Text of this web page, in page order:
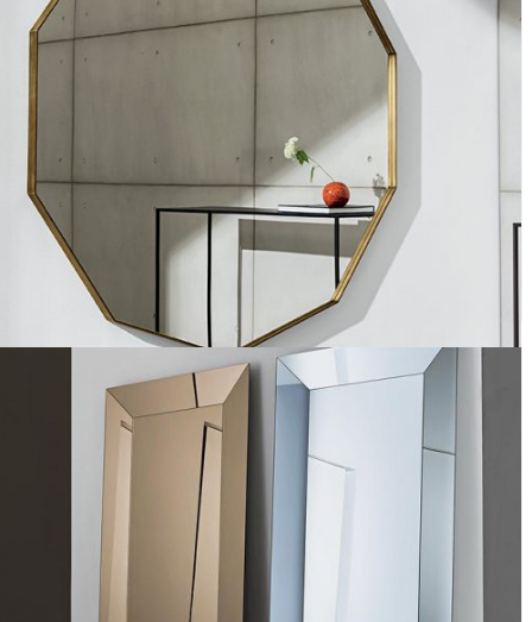
visual decagonal